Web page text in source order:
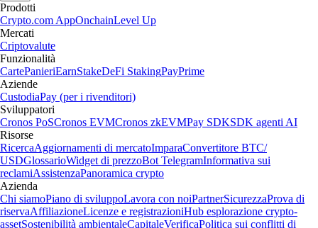
Prodotti
Crypto.com AppOnchainLevel Up
Mercati
Criptovalute
Funzionalità
CartePanieriEarnStakeDeFi StakingPayPrime
Aziende
CustodiaPay (per i rivenditori)
Sviluppatori
Cronos PoSCronos EVMCronos zkEVMPay SDKSDK agenti AI
Risorse
RicercaAggiornamenti di mercatoImparaConvertitore BTC/
USDGlossarioWidget di prezzoBot TelegramInformativa sui
reclamiAssistenzaPanoramica crypto
Azienda
Chi siamoPiano di sviluppoLavora con noiPartnerSicurezzaProva di
riservaAffiliazioneLicenze e registrazioniHub esplorazione crypto-
assetSostenibilità ambientaleCapitaleVerificaPolitica sui conflitti di